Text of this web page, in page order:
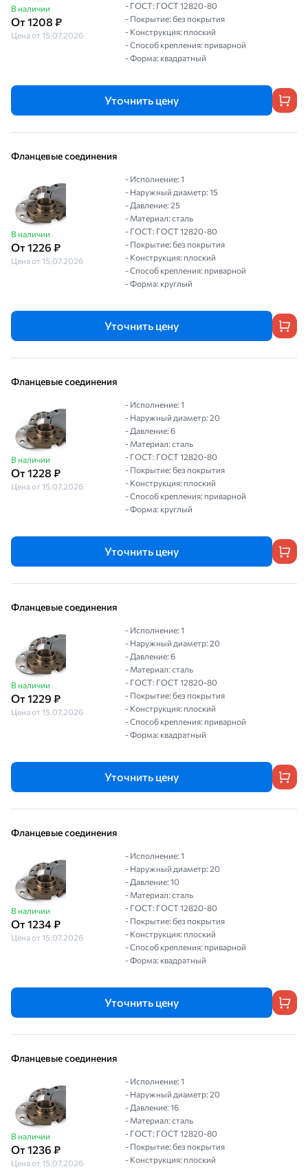
В наличии
От 1208 ₽
Цена от 15.07.2026
- ГОСТ: ГОСТ 12820-80
- Покрытие: без покрытия
- Конструкция: плоский
- Способ крепления: приварной
- Форма: квадратный
Уточнить цену
Фланцевые соединения
В наличии
От 1226 ₽
Цена от 15.07.2026
- Исполнение: 1
- Наружный диаметр: 15
- Давление: 25
- Материал: сталь
- ГОСТ: ГОСТ 12820-80
- Покрытие: без покрытия
- Конструкция: плоский
- Способ крепления: приварной
- Форма: круглый
Уточнить цену
Фланцевые соединения
В наличии
От 1228 ₽
Цена от 15.07.2026
- Исполнение: 1
- Наружный диаметр: 20
- Давление: 6
- Материал: сталь
- ГОСТ: ГОСТ 12820-80
- Покрытие: без покрытия
- Конструкция: плоский
- Способ крепления: приварной
- Форма: круглый
Уточнить цену
Фланцевые соединения
В наличии
От 1229 ₽
Цена от 15.07.2026
- Исполнение: 1
- Наружный диаметр: 20
- Давление: 6
- Материал: сталь
- ГОСТ: ГОСТ 12820-80
- Покрытие: без покрытия
- Конструкция: плоский
- Способ крепления: приварной
- Форма: квадратный
Уточнить цену
Фланцевые соединения
В наличии
От 1234 ₽
Цена от 15.07.2026
- Исполнение: 1
- Наружный диаметр: 20
- Давление: 10
- Материал: сталь
- ГОСТ: ГОСТ 12820-80
- Покрытие: без покрытия
- Конструкция: плоский
- Способ крепления: приварной
- Форма: квадратный
Уточнить цену
Фланцевые соединения
В наличии
От 1236 ₽
Цена от 15.07.2026
- Исполнение: 1
- Наружный диаметр: 20
- Давление: 16
- Материал: сталь
- ГОСТ: ГОСТ 12820-80
- Покрытие: без покрытия
- Конструкция: плоский